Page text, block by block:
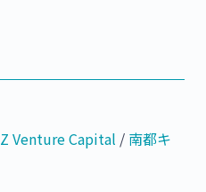
Z Venture Capital / 南都キ